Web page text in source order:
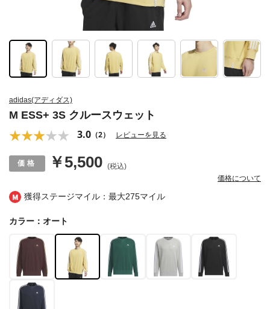
獲得ステージマイル：最大275マイル
adidas(アディダス)
M ESS+ 3S クルースウェット
3.0 （2） レビューを見る
￥5,500 (税込)
価格について
カラー：オート